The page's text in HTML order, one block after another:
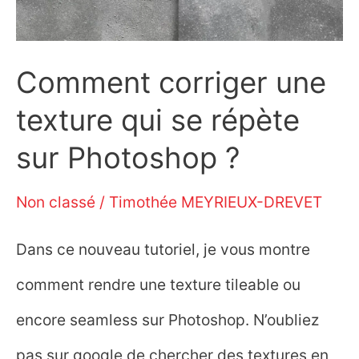
Comment corriger une
texture qui se répète
sur Photoshop ?
Non classé / Timothée MEYRIEUX-DREVET
Dans ce nouveau tutoriel, je vous montre
comment rendre une texture tileable ou
encore seamless sur Photoshop. N’oubliez